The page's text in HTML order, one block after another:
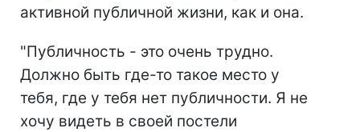
активной публичной жизни, как и она.
"Публичность - это очень трудно.
Должно быть где-то такое место у
тебя, где у тебя нет публичности. Я не
хочу видеть в своей постели